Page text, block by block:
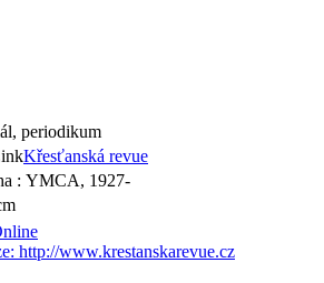
periodikum
Křesťanská revue
: YMCA, 1927-
http://www.krestanskarevue.cz